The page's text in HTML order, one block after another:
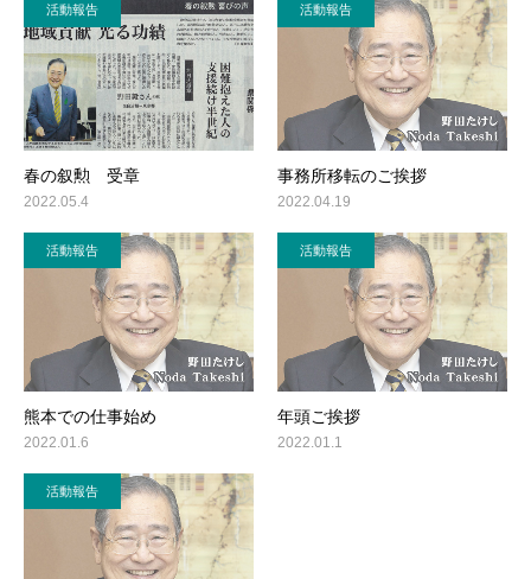
活動報告
春の叙勲 受章
2022.05.4
活動報告
事務所移転のご挨拶
2022.04.19
活動報告
熊本での仕事始め
2022.01.6
活動報告
年頭ご挨拶
2022.01.1
活動報告